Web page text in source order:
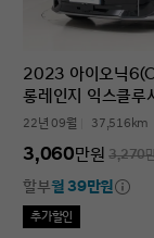
고려해볼 만하다
2023 아이오닉
롱레인지 익스클루
22년 09월 37,516km
3,060만원 3,270
할부월 39만원
추가할인